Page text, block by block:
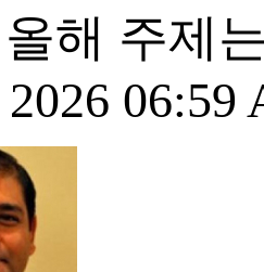
해 주제
06:59